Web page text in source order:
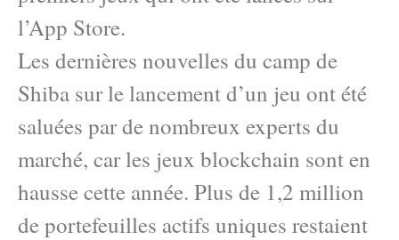
l’App Store.
Les dernières nouvelles du camp de
Shiba sur le lancement d’un jeu ont été
saluées par de nombreux experts du
marché, car les jeux blockchain sont en
hausse cette année. Plus de 1,2 million
de portefeuilles actifs uniques restaient